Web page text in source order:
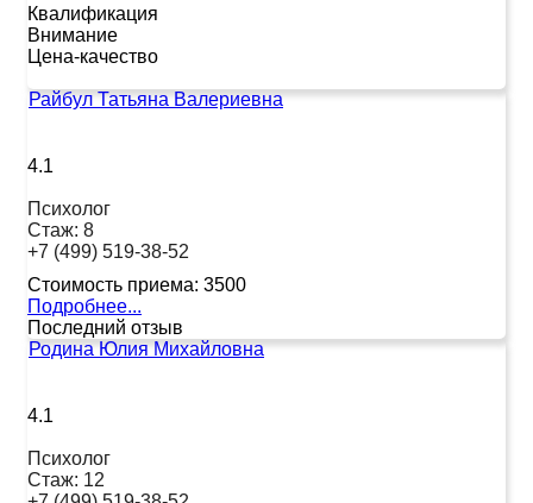
Квалификация
Внимание
Цена-качество
Райбул Татьяна Валериевна
4.1
Психолог
Стаж: 8
+7 (499) 519-38-52
Стоимость приема: 3500
Подробнее...
Последний отзыв
Родина Юлия Михайловна
4.1
Психолог
Стаж: 12